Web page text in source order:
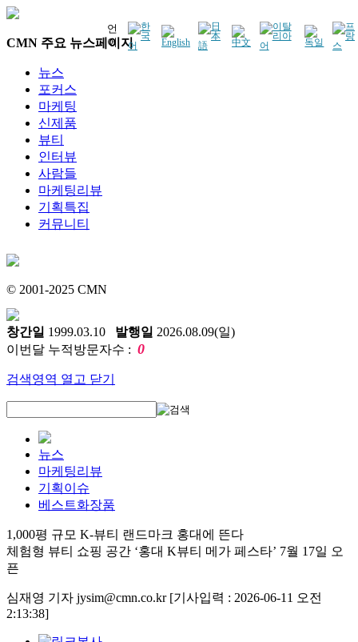
언
어
CMN 주요 뉴스페이지
뉴스
포커스
마케팅
신제품
뷰티
인터뷰
사람들
마케팅리뷰
기획특집
커뮤니티
© 2001-2025 CMN
창간일 1999.03.10 발행일 2026.08.09(일)
이번달 누적방문자수 : 0
검색영역 열고 닫기
뉴스
마케팅리뷰
기획이슈
베스트화장품
1,000평 규모 K-뷰티 랜드마크 홍대에 뜬다
체험형 뷰티 쇼핑 공간 ‘홍대 K뷰티 메가 페스타’ 7월 17일 오
픈
심재영 기자 jysim@cmn.co.kr [기사입력 : 2026-06-11 오전
2:13:38]